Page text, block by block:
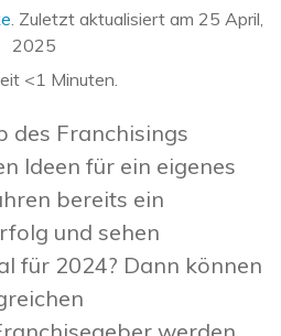
. Zuletzt aktualisiert am 25 April,
2025
<1 Minuten.
des Franchisings
Ideen für ein eigenes
bereits ein
und sehen
für 2024? Dann können